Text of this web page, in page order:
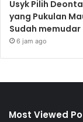
Usyk Pilih
yang Pukulan
Sudah memudar
6 jam ago
Most Viewed